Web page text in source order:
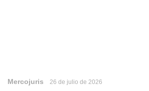
Mercojuris 26 de julio de 2026